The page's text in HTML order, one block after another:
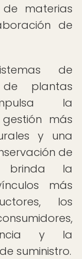
materias
de
de
plantas
la
más
y una
de
brinda la
más
los
y la
suministro.